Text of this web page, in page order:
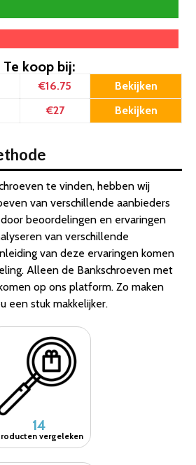
Te koop bij:
€16.75 Bekijken
€27 Bekijken
te vinden, hebben wij
van verschillende aanbieders
beoordelingen en ervaringen
van verschillende
van deze ervaringen komen
Alleen de Bankschroeven met
op ons platform. Zo maken
een stuk makkelijker.
14
vergeleken